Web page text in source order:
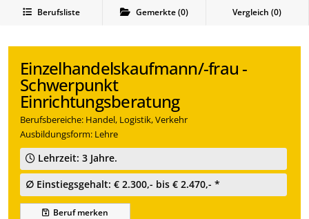
Berufsliste Gemerkte(0) Vergleich (0)
Einzelhandelskaufmann/-frau -
Schwerpunkt
Einrichtungsberatung
Berufsbereiche: Handel, Logistik, Verkehr
Ausbildungsform: Lehre
Lehrzeit: 3 Jahre.
∅ Einstiegsgehalt: € 2.300,- bis € 2.470,- *
Berufmerken